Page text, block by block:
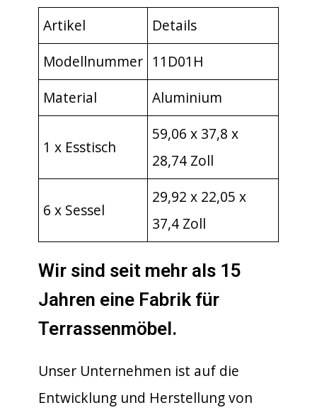
Artikel
Details
Modellnummer 11D01H
Material
Aluminium
1 x Esstisch
59,06 x 37,8 x
28,74 Zoll
6 x Sessel
29,92 x 22,05 x
37,4 Zoll
Wir sind seit mehr als 15
Jahren eine Fabrik für
Terrassenmöbel.
Unser Unternehmen ist auf die
Entwicklung und Herstellung von